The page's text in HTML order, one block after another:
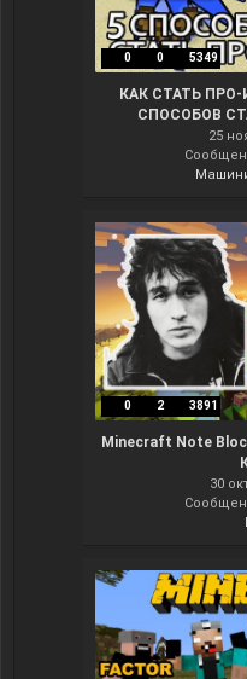
0 0 5349
КАК СТАТЬ
СПОСОБОВ
25
0 2 3891
Minecraft Note
30